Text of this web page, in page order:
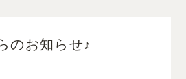
のお知らせ♪